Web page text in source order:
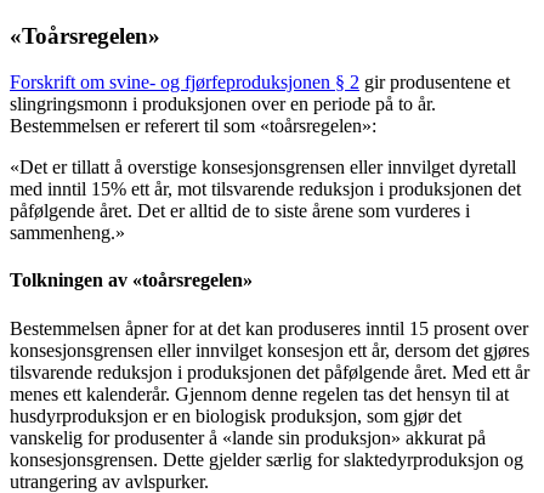
«Toårsregelen»
Forskrift om svine- og fjørfeproduksjonen § 2 gir produsentene et
slingringsmonn i produksjonen over en periode på to år.
Bestemmelsen er referert til som «toårsregelen»:
«Det er tillatt å overstige konsesjonsgrensen eller innvilget dyretall
med inntil 15% ett år, mot tilsvarende reduksjon i produksjonen det
påfølgende året. Det er alltid de to siste årene som vurderes i
sammenheng.»
Tolkningen av «toårsregelen»
Bestemmelsen åpner for at det kan produseres inntil 15 prosent over
konsesjonsgrensen eller innvilget konsesjon ett år, dersom det gjøres
tilsvarende reduksjon i produksjonen det påfølgende året. Med ett år
menes ett kalenderår. Gjennom denne regelen tas det hensyn til at
husdyrproduksjon er en biologisk produksjon, som gjør det
vanskelig for produsenter å «lande sin produksjon» akkurat på
konsesjonsgrensen. Dette gjelder særlig for slaktedyrproduksjon og
utrangering av avlspurker.